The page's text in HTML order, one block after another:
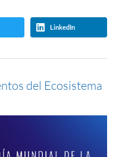
LinkedIn
del Ecosistema